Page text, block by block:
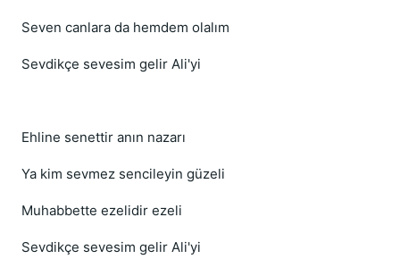
Seven canlara da hemdem olalım
Sevdikçe sevesim gelir Ali'yi
Ehline senettir anın nazarı
Ya kim sevmez sencileyin güzeli
Muhabbette ezelidir ezeli
Sevdikçe sevesim gelir Ali'yi